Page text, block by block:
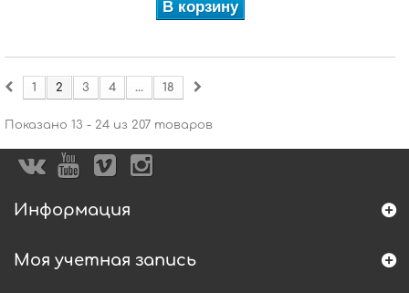
В корзину
1 2 3 4 ... 18
Показано 13 - 24 из 207 товаров
Информация
Моя учетная запись